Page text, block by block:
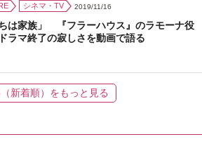
シネマ・TV 2019/11/16
ちは家族」 『フラーハウス』のラモーナ役
ラマ終了の寂しさを動画で語る
新着順）をもっと見る